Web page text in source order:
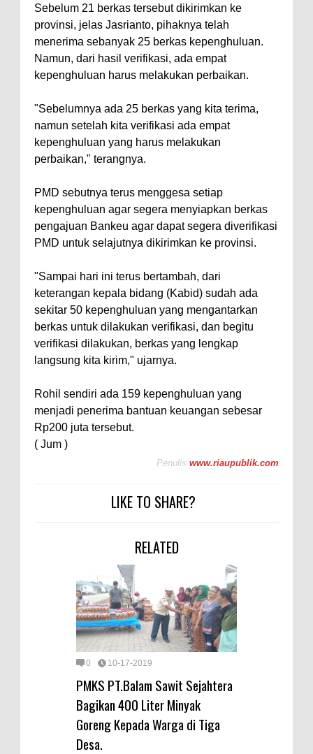
Sebelum 21 berkas tersebut dikirimkan ke
provinsi, jelas Jasrianto, pihaknya telah
menerima sebanyak 25 berkas kepenghuluan.
Namun, dari hasil verifikasi, ada empat
kepenghuluan harus melakukan perbaikan.
"Sebelumnya ada 25 berkas yang kita terima,
namun setelah kita verifikasi ada empat
kepenghuluan yang harus melakukan
perbaikan," terangnya.
PMD sebutnya terus menggesa setiap
kepenghuluan agar segera menyiapkan berkas
pengajuan Bankeu agar dapat segera diverifikasi
PMD untuk selajutnya dikirimkan ke provinsi.
"Sampai hari ini terus bertambah, dari
keterangan kepala bidang (Kabid) sudah ada
sekitar 50 kepenghuluan yang mengantarkan
berkas untuk dilakukan verifikasi, dan begitu
verifikasi dilakukan, berkas yang lengkap
langsung kita kirim," ujarnya.
Rohil sendiri ada 159 kepenghuluan yang
menjadi penerima bantuan keuangan sebesar
Rp200 juta tersebut.
( Jum )
Penulis www.riaupublik.com
LIKE TO SHARE?
RELATED
0 10-17-2019
PMKS PT.Balam Sawit Sejahtera
Bagikan 400 Liter Minyak
Goreng Kepada Warga di Tiga
Desa.